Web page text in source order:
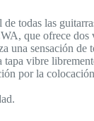
de todas las
que ofrece dos
una sensación de
tapa vibre
por la